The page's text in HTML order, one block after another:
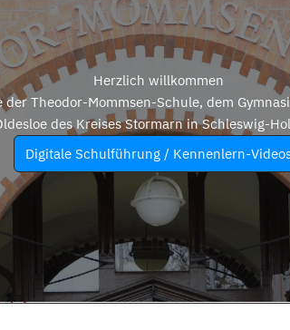
Herzlich willkommen
der Theodor-Mommsen-Schule, dem
des Kreises Stormarn in Schleswig-
Digitale Schulführung / Kennenlern-